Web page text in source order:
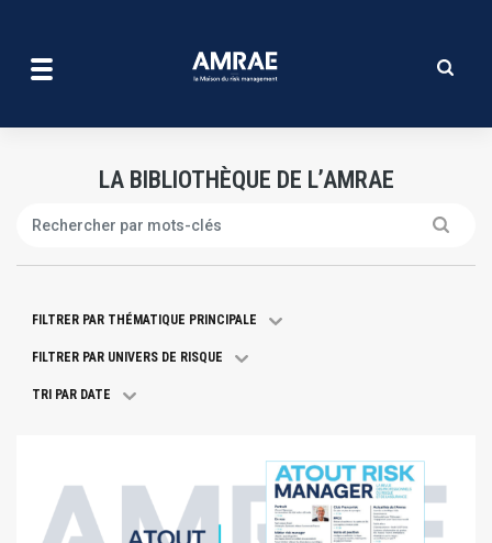
contenu
LA BIBLIOTHÈQUE DE L’AMRAE
Search
FILTRER PAR THÉMATIQUE PRINCIPALE
FILTRER PAR UNIVERS DE RISQUE
TRI PAR DATE